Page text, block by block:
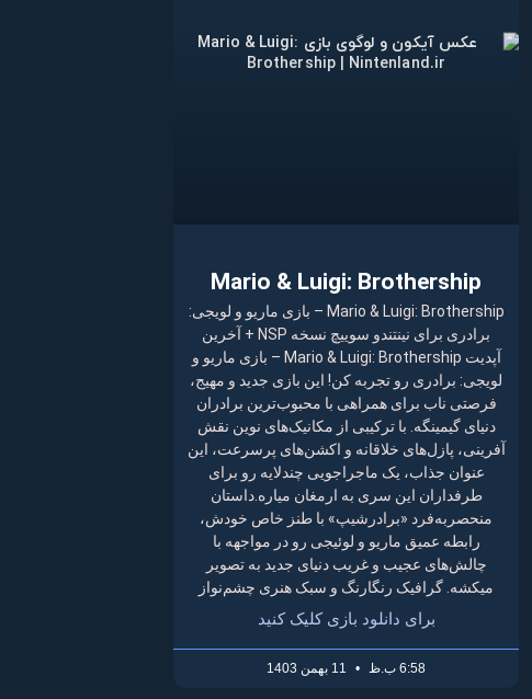
Mario & Luigi: Brothership
Mario & Luigi: Brothership – بازی ماریو و لویجی:
برادری برای نینتندو سوییچ نسخه NSP + آخرین
آپدیت Mario & Luigi: Brothership – بازی ماریو و
لویجی: برادری رو تجربه کن! این بازی جدید و مهیج،
فرصتی ناب برای همراهی با محبوب‌ترین برادران
دنیای گیمینگه. با ترکیبی از مکانیک‌های نوین نقش
آفرینی، پازل‌های خلاقانه و اکشن‌های پرسرعت، این
عنوان جذاب، یک ماجراجویی چندلایه رو برای
طرفداران این سری به ارمغان میاره.داستان
منحصربه‌فرد «برادرشیپ» با طنز خاص خودش،
رابطه عمیق ماریو و لوئیجی رو در مواجهه با
چالش‌های عجیب و غریب دنیای جدید به تصویر
میکشه. گرافیک رنگارنگ و سبک هنری چشم‌نواز
برای دانلود بازی کلیک کنید
6:58 ب.ظ